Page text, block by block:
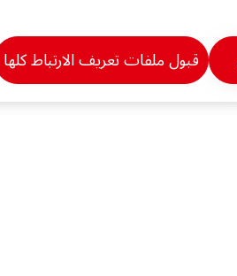
على فضول أكثر
مقدمة المبادرات العالمية،
العلمي الذي
قبول ملفات تعريف الارتباط كلها